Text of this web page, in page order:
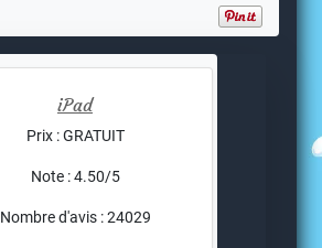
iPad
Prix : GRATUIT
Note : 4.50/5
Nombre d'avis : 24029